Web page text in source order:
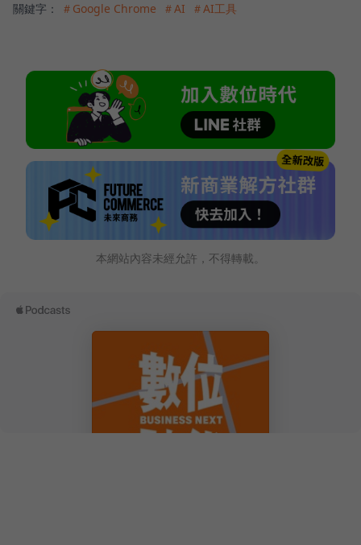
關鍵字： ＃Google Chrome ＃AI ＃AI工具
本網站內容未經允許，不得轉載。